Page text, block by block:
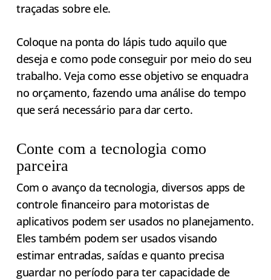
traçadas sobre ele.
Coloque na ponta do lápis tudo aquilo que
deseja e como pode conseguir por meio do seu
trabalho. Veja como esse objetivo se enquadra
no orçamento, fazendo uma análise do tempo
que será necessário para dar certo.
Conte com a tecnologia como
parceira
Com o avanço da tecnologia, diversos apps de
controle financeiro para motoristas de
aplicativos podem ser usados no planejamento.
Eles também podem ser usados visando
estimar entradas, saídas e quanto precisa
guardar no período para ter capacidade de